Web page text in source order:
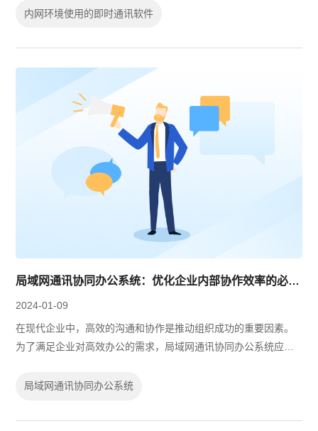
时，有度即时通是一个值得考虑的选择...
内网环境使用的即时通讯软件
局域网通讯协同办公系统：优化企业内部协作效率的必备工具
2024-01-09
在现代企业中，高效的沟通和协作是推动组织成功的重要因素。
为了满足企业对高效办公的需求，局域网通讯协同办公系统应运
便捷的沟通方式，实现了团队成员之...
局域网通讯协同办公系统